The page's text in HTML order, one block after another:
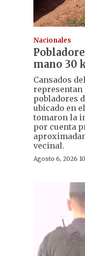
Nacionales
mano 30
Cansados
representan
pobladores
ubicado en
tomaron la
por cuenta
vecinal.
Agosto 6, 2026